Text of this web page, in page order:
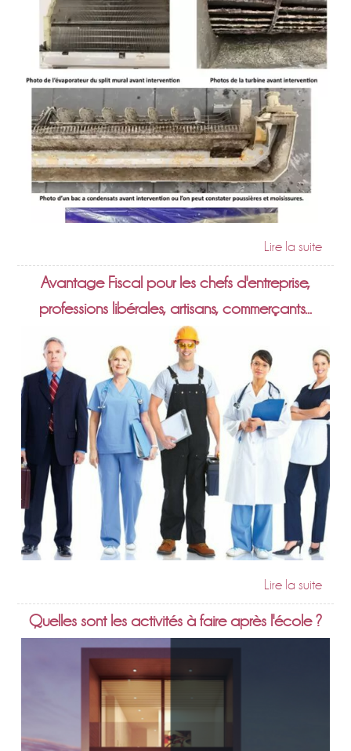
Avantage Fiscal pour les chefs d'entreprise,
professions libérales, artisans, commerçants...
Quelles sont les activités à faire après l'école ?